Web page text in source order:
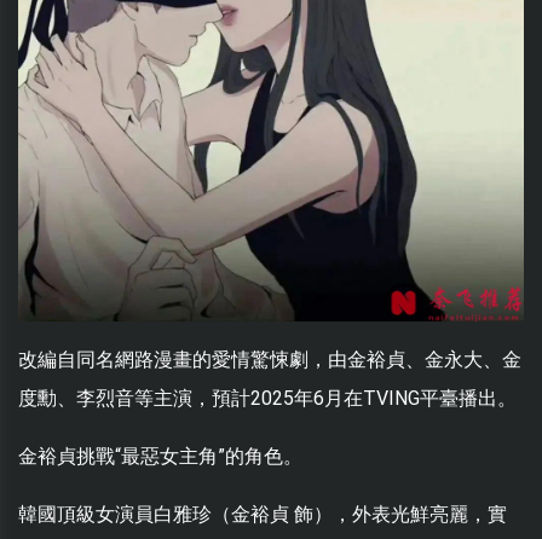
改編自同名網路漫畫的愛情驚悚劇，由金裕貞、金永大、金
度勳、李烈音等主演，預計2025年6月在TVING平臺播出。
金裕貞挑戰“最惡女主角”的角色。
韓國頂級女演員白雅珍（金裕貞 飾），外表光鮮亮麗，實